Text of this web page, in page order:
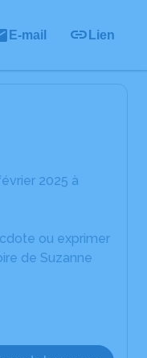
E-mail Lien
2025 à
ou exprimer
de Suzanne